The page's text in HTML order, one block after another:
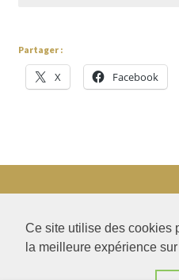
Ce site utilise des cookies
la meilleure expérience
Partager :
X Facebook
© BAO SHENTI 2026
Politique de confidentialité